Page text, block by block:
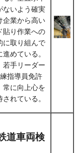
ないよう確実
企業から高い
貼り作業への
に取り組んで
めている。
若手リーダー
指導員免許
常に向上心を
れている。
道車両検